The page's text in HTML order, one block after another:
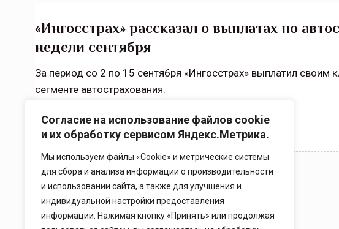
Согласие на использование файлов cookie
и их обработку сервисом Яндекс.Метрика.
Мы используем файлы «Cookie» и метрические системы
для сбора и анализа информации о производительности
и использовании сайта, а также для улучшения и
индивидуальной настройки предоставления
информации. Нажимая кнопку «Принять» или продолжая
«Ингосстрах» рассказал о выплатах по
недели сентября
За период со 2 по 15 сентября «Ингосстрах» выплатил своим
сегменте автострахования.
Читать
1 2